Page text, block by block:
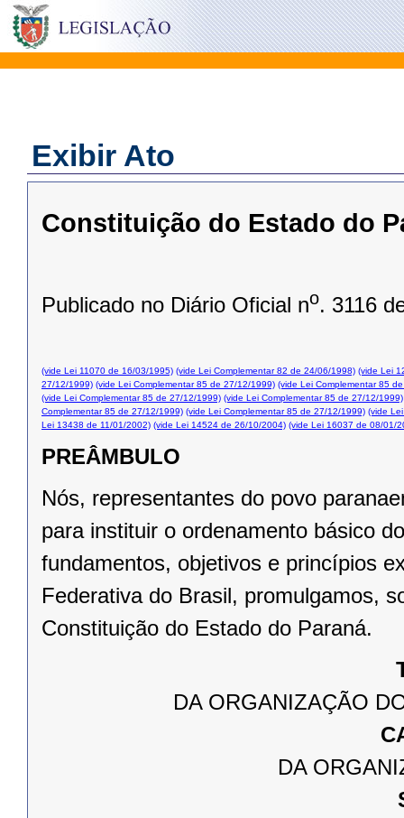
Exibir Ato
Constituição do Estado do
Publicado no Diário Oficial no. 3116
(vide Lei 11070 de 16/03/1995) (vide Lei Complementar 82 de 24/06/1998) (vide Lei
27/12/1999) (vide Lei Complementar 85 de 27/12/1999) (vide Lei Complementar 85
(vide Lei Complementar 85 de 27/12/1999) (vide Lei Complementar 85 de 27/12/1999)
Complementar 85 de 27/12/1999) (vide Lei Complementar 85 de 27/12/1999) (vide
Lei 13438 de 11/01/2002) (vide Lei 14524 de 26/10/2004) (vide Lei 16037 de 08/01/
PREÂMBULO
Nós, representantes do povo
para instituir o ordenamento básico
fundamentos, objetivos e princípios
Federativa do Brasil, promulgamos,
Constituição do Estado do Paraná.
DA ORGANIZAÇÃO
DA